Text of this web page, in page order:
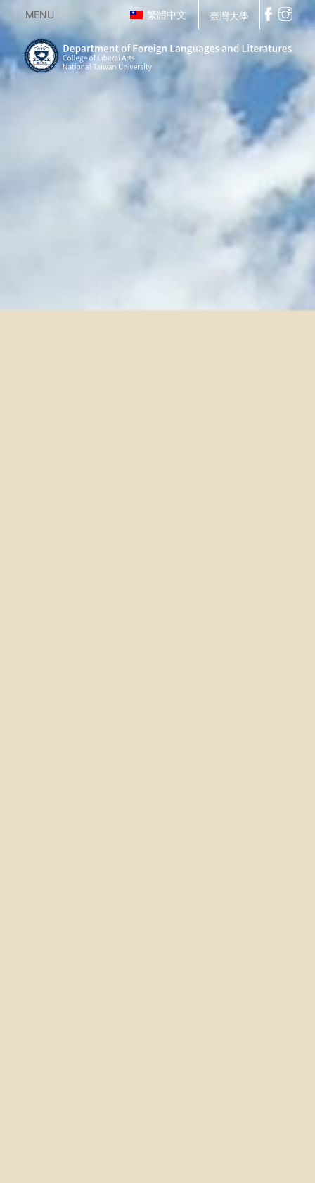
MENU 繁體中文 臺灣大學